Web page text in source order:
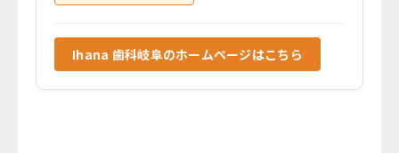
Ihana 歯科岐阜のホームページはこちら